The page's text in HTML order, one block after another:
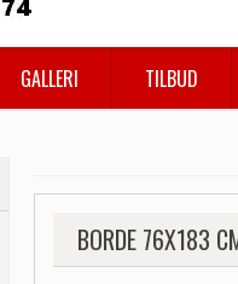
GALLERI TILBUD
BORDE 76X183